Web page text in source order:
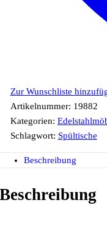
Zur Wunschliste
Artikelnummer: 19882
Kategorien:
Schlagwort: Spültische
Beschreibung
Beschreibung